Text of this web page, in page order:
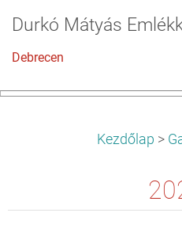
Durkó Mátyás
Debrecen
Kezdőlap >